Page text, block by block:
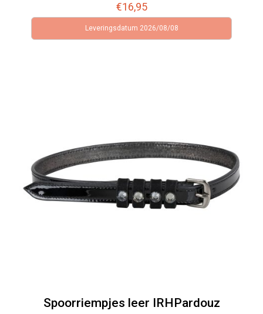
€16,95
Leveringsdatum 2026/08/08
Spoorriempjes leer IRHPardouz